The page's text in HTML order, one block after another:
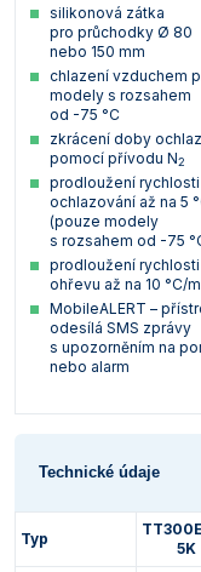
silikonová zátka
pro průchodky Ø 80
nebo 150 mm
chlazení vzduchem
modely s rozsahem
od -75 °C
zkrácení doby
pomocí přívodu N2
prodloužení rychlosti
ochlazování až na 5
(pouze modely
s rozsahem od -75
prodloužení rychlosti
ohřevu až na 10 °C/
MobileALERT –
odesílá SMS zprávy
s upozorněním na
nebo alarm
Technické údaje
Typ
5K